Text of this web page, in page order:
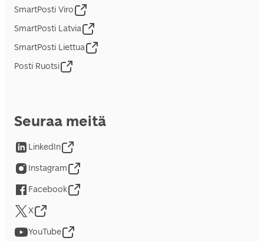
SmartPosti Viro
SmartPosti Latvia
SmartPosti Liettua
Posti Ruotsi
Seuraa meitä
LinkedIn
Instagram
Facebook
X
YouTube